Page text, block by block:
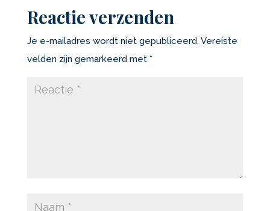
Reactie verzenden
Je e-mailadres wordt niet gepubliceerd. Vereiste
velden zijn gemarkeerd met *